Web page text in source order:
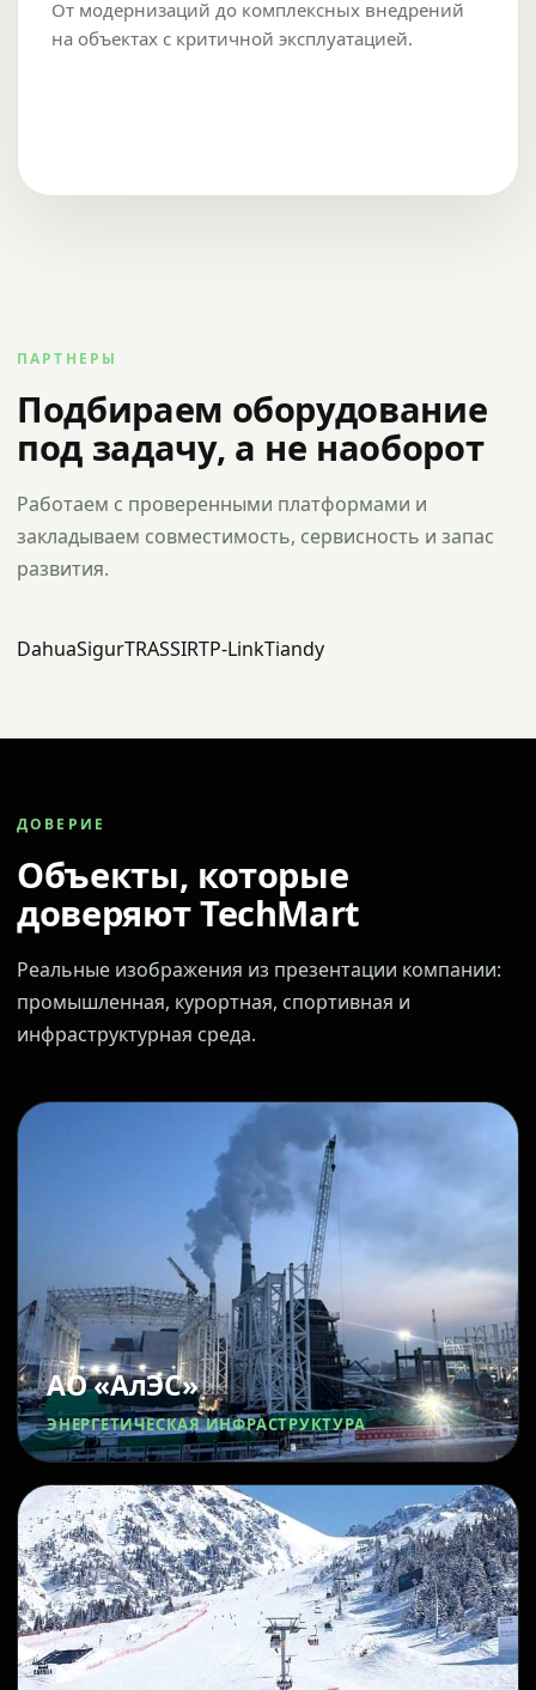
От модернизаций до комплексных внедрений
на объектах с критичной эксплуатацией.
ПАРТНЕРЫ
Подбираем оборудование
под задачу, а не наоборот
Работаем с проверенными платформами и
закладываем совместимость, сервисность и запас
развития.
DahuaSigurTRASSIRTP-LinkTiandy
ДОВЕРИЕ
Объекты, которые
доверяют TechMart
Реальные изображения из презентации компании:
промышленная, курортная, спортивная и
инфраструктурная среда.
АО «АлЭС»
ЭНЕРГЕТИЧЕСКАЯ ИНФРАСТРУКТУРА